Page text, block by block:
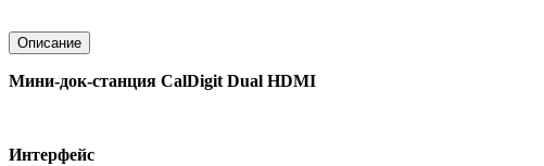
Описание
Мини-док-станция CalDigit Dual HDMI
Интерфейс